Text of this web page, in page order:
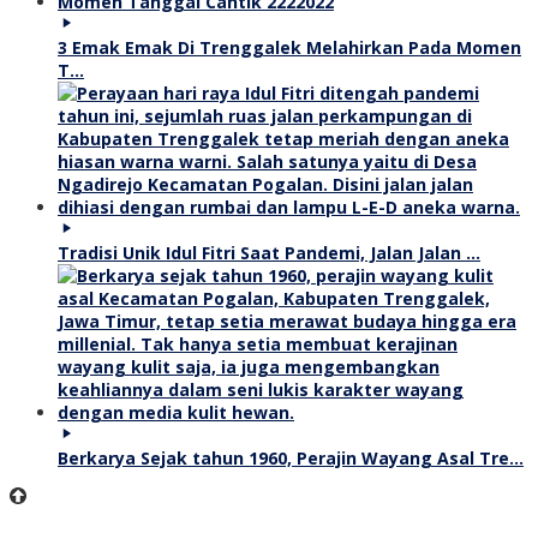
3 Emak Emak Di Trenggalek Melahirkan Pada Momen
T…
Tradisi Unik Idul Fitri Saat Pandemi, Jalan Jalan …
Berkarya Sejak tahun 1960, Perajin Wayang Asal Tre…